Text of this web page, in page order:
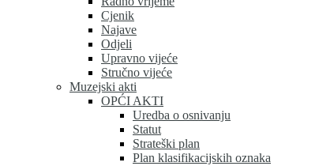
Cjenik
Najave
Odjeli
Upravno vijeće
Stručno vijeće
Muzejski akti
OPĆI AKTI
Uredba o osnivanju
Statut
Strateški plan
Plan klasifikacijskih oznaka